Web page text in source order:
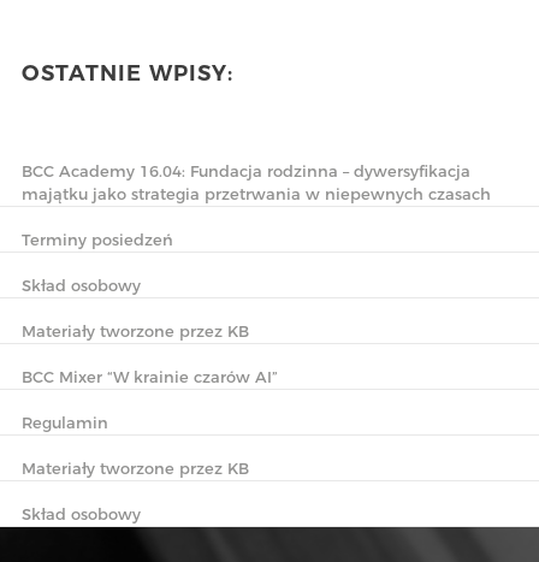
OSTATNIE WPISY:
BCC Academy 16.04: Fundacja rodzinna – dywersyfikacja
majątku jako strategia przetrwania w niepewnych czasach
Terminy posiedzeń
Skład osobowy
Materiały tworzone przez KB
BCC Mixer “W krainie czarów AI”
Regulamin
Materiały tworzone przez KB
Skład osobowy